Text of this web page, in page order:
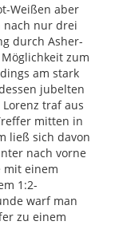
Weißen aber
nach nur drei
durch Asher-
zum
am stark
jubelten
traf aus
mitten in
ließ sich davon
nach vorne
mit einem
1:2-
warf man
zu einem